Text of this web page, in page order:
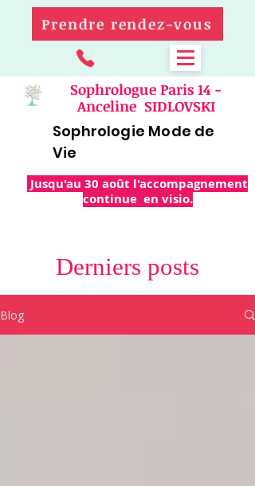
Prendre rendez-vous
Sophrologue Paris 14 -
Anceline SIDLOVSKI
Jusqu'au 30 août l'accompagnement
continue en visio.
Sophrologie Mode de
Vie
Derniers posts
Blog